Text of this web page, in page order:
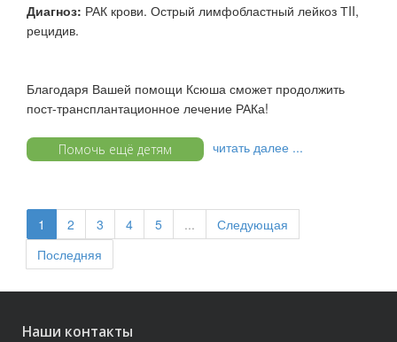
Диагноз: РАК крови. Острый лимфобластный лейкоз ТII,
рецидив.
Благодаря Вашей помощи Ксюша сможет продолжить
пост-трансплантационное лечение РАКа!
Помочь ещё детям читать далее ...
1 2 3 4 5 ...
Следующая
Последняя
Наши контакты